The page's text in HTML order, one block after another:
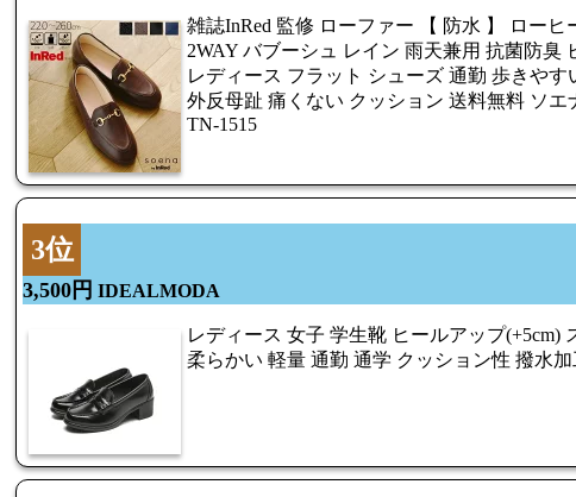
雑誌InRed 監修 ローファー 【 防水 】 ローヒ
2WAY バブーシュ レイン 雨天兼用 抗菌防臭
レディース フラット シューズ 通勤 歩きやす
外反母趾 痛くない クッション 送料無料 ソエ
TN-1515
3位
3,500円 IDEALMODA
レディース 女子 学生靴 ヒールアップ(+5cm)
柔らかい 軽量 通勤 通学 クッション性 撥水